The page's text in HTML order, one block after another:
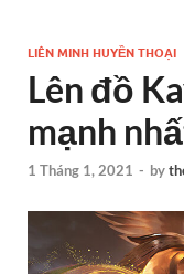
LIÊN MINH HUYỀN THOẠI
Lên đồ
mạnh
1 Tháng 1, 2021 - by